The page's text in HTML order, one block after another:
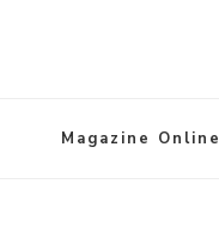
Magazine Online